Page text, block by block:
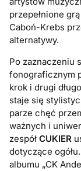
przepełnione
Caboń-Krebs
alternatywy.
Po zaznaczeniu
fonograficznym
krok i drugi
staje się
parze chęć
ważnych i
zespółCUKIER
dotyczące
albumu „CK